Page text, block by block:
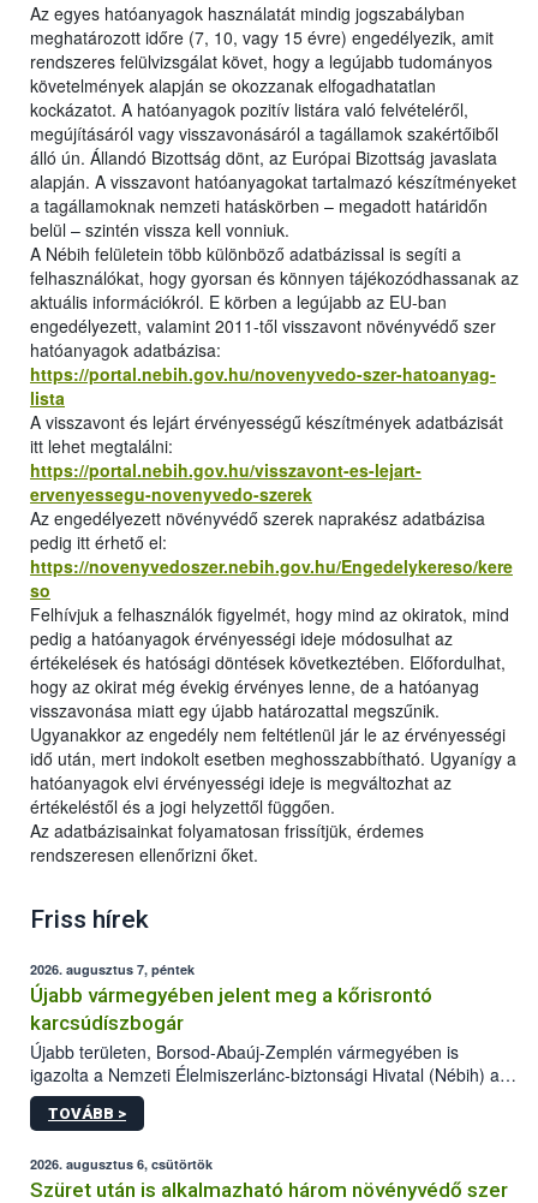
Az egyes hatóanyagok használatát mindig jogszabályban
meghatározott időre (7, 10, vagy 15 évre) engedélyezik, amit
rendszeres felülvizsgálat követ, hogy a legújabb tudományos
követelmények alapján se okozzanak elfogadhatatlan
kockázatot. A hatóanyagok pozitív listára való felvételéről,
megújításáról vagy visszavonásáról a tagállamok szakértőiből
álló ún. Állandó Bizottság dönt, az Európai Bizottság javaslata
alapján. A visszavont hatóanyagokat tartalmazó készítményeket
a tagállamoknak nemzeti hatáskörben – megadott határidőn
belül – szintén vissza kell vonniuk.
A Nébih felületein több különböző adatbázissal is segíti a
felhasználókat, hogy gyorsan és könnyen tájékozódhassanak az
aktuális információkról. E körben a legújabb az EU-ban
engedélyezett, valamint 2011-től visszavont növényvédő szer
hatóanyagok adatbázisa:
https://portal.nebih.gov.hu/novenyvedo-szer-hatoanyag-
lista
A visszavont és lejárt érvényességű készítmények adatbázisát
itt lehet megtalálni:
https://portal.nebih.gov.hu/visszavont-es-lejart-
ervenyessegu-novenyvedo-szerek
Az engedélyezett növényvédő szerek naprakész adatbázisa
pedig itt érhető el:
https://novenyvedoszer.nebih.gov.hu/Engedelykereso/kere
so
Felhívjuk a felhasználók figyelmét, hogy mind az okiratok, mind
pedig a hatóanyagok érvényességi ideje módosulhat az
értékelések és hatósági döntések következtében. Előfordulhat,
hogy az okirat még évekig érvényes lenne, de a hatóanyag
visszavonása miatt egy újabb határozattal megszűnik.
Ugyanakkor az engedély nem feltétlenül jár le az érvényességi
idő után, mert indokolt esetben meghosszabbítható. Ugyanígy a
hatóanyagok elvi érvényességi ideje is megváltozhat az
értékeléstől és a jogi helyzettől függően.
Az adatbázisainkat folyamatosan frissítjük, érdemes
rendszeresen ellenőrizni őket.
Friss hírek
2026. augusztus 7, péntek
Újabb vármegyében jelent meg a kőrisrontó
karcsúdíszbogár
Újabb területen, Borsod-Abaúj-Zemplén vármegyében is
igazolta a Nemzeti Élelmiszerlánc-biztonsági Hivatal (Nébih) a
kőrisrontó karcsúdíszbogár (Agrilus planipennis) jelenlétét. A
kártevőt nem csak színcsapdában találták meg, de már fertőzött
az intenzív felderítést, emellett az intézkedéseket a szlovák
hatósággal is összehangolják a terjedés megállítása érdekében.
TOVÁBB >
2026. augusztus 6, csütörtök
Szüret után is alkalmazható három növényvédő szer